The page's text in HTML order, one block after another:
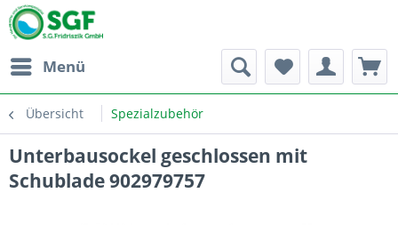
Menü
Übersicht Spezialzubehör
Unterbausockel geschlossen mit
Schublade 902979757